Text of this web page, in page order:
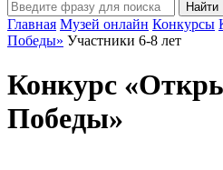
Главная Музей онлайн Конкурсы
Победы» Участники 6-8 лет
Конкурс
Победы»